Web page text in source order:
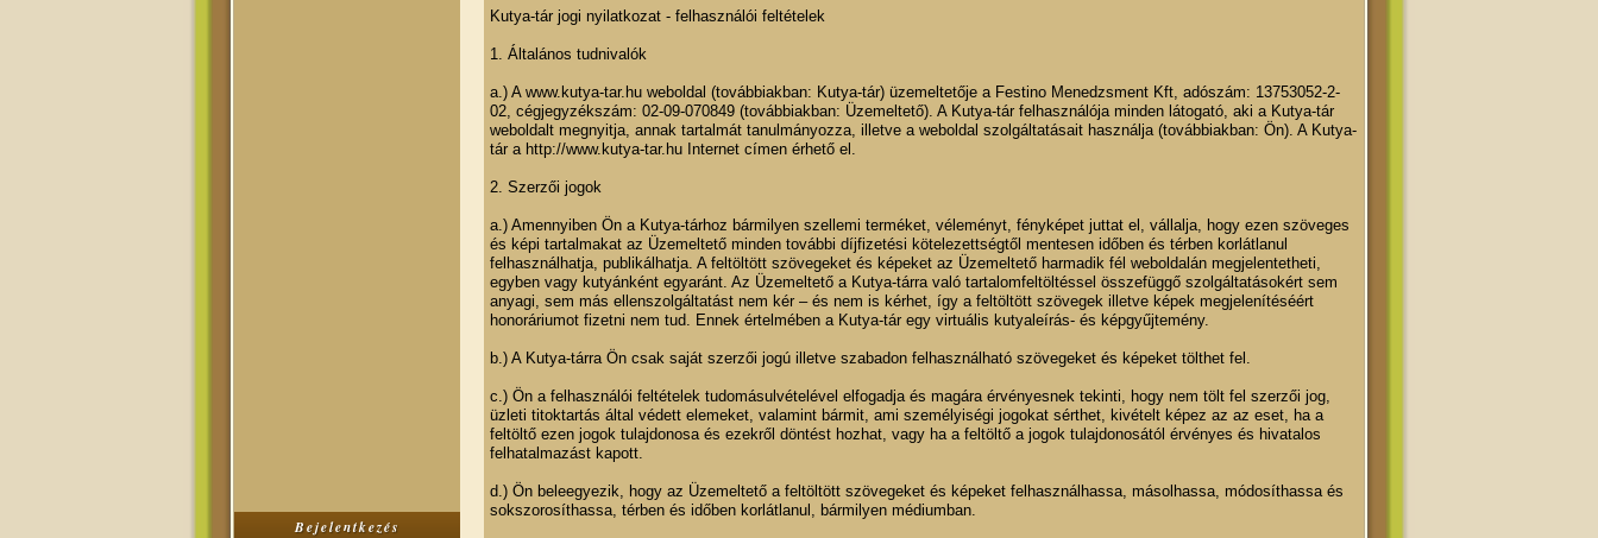
Bejelentkezés
Kutya-tár jogi nyilatkozat - felhasználói feltételek
1. Általános tudnivalók
a.) A www.kutya-tar.hu weboldal (továbbiakban: Kutya-tár) üzemeltetője a Festino Menedzsment Kft, adószám: 13753052-2-
02, cégjegyzékszám: 02-09-070849 (továbbiakban: Üzemeltető). A Kutya-tár felhasználója minden látogató, aki a Kutya-tár
weboldalt megnyitja, annak tartalmát tanulmányozza, illetve a weboldal szolgáltatásait használja (továbbiakban: Ön). A Kutya-
tár a http://www.kutya-tar.hu Internet címen érhető el.
2. Szerzői jogok
a.) Amennyiben Ön a Kutya-tárhoz bármilyen szellemi terméket, véleményt, fényképet juttat el, vállalja, hogy ezen szöveges
és képi tartalmakat az Üzemeltető minden további díjfizetési kötelezettségtől mentesen időben és térben korlátlanul
felhasználhatja, publikálhatja. A feltöltött szövegeket és képeket az Üzemeltető harmadik fél weboldalán megjelentetheti,
egyben vagy kutyánként egyaránt. Az Üzemeltető a Kutya-tárra való tartalomfeltöltéssel összefüggő szolgáltatásokért sem
anyagi, sem más ellenszolgáltatást nem kér – és nem is kérhet, így a feltöltött szövegek illetve képek megjelenítéséért
honoráriumot fizetni nem tud. Ennek értelmében a Kutya-tár egy virtuális kutyaleírás- és képgyűjtemény.
b.) A Kutya-tárra Ön csak saját szerzői jogú illetve szabadon felhasználható szövegeket és képeket tölthet fel.
c.) Ön a felhasználói feltételek tudomásulvételével elfogadja és magára érvényesnek tekinti, hogy nem tölt fel szerzői jog,
üzleti titoktartás által védett elemeket, valamint bármit, ami személyiségi jogokat sérthet, kivételt képez az az eset, ha a
feltöltő ezen jogok tulajdonosa és ezekről döntést hozhat, vagy ha a feltöltő a jogok tulajdonosától érvényes és hivatalos
felhatalmazást kapott.
d.) Ön beleegyezik, hogy az Üzemeltető a feltöltött szövegeket és képeket felhasználhassa, másolhassa, módosíthassa és
sokszorosíthassa, térben és időben korlátlanul, bármilyen médiumban.